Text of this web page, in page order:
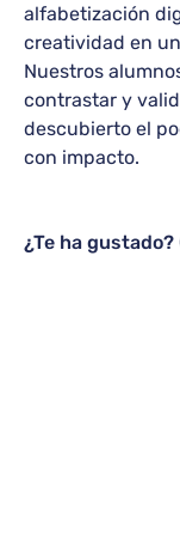
alfabetización
creatividad en
Nuestros
contrastar y
descubierto el
con impacto.
¿Te ha